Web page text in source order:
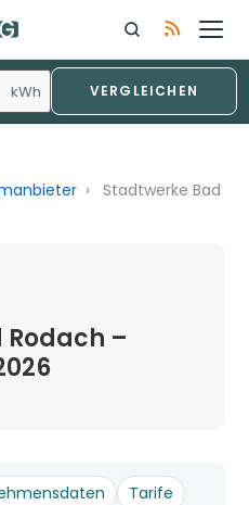
kWh VERGLEICHEN
›
Stadtwerke Bad
–
Tarife